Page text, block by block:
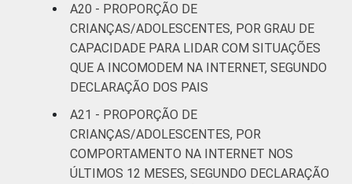
A20 - PROPORÇÃO DE
CRIANÇAS/ADOLESCENTES, POR GRAU DE
CAPACIDADE PARA LIDAR COM SITUAÇÕES
QUE A INCOMODEM NA INTERNET, SEGUNDO
DECLARAÇÃO DOS PAIS
A21 - PROPORÇÃO DE
CRIANÇAS/ADOLESCENTES, POR
COMPORTAMENTO NA INTERNET NOS
ÚLTIMOS 12 MESES, SEGUNDO DECLARAÇÃO